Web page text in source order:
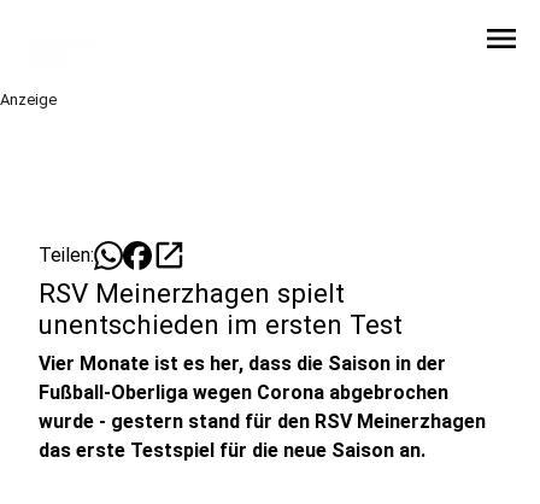
menu
Anzeige
Teilen: open_in_new
RSV Meinerzhagen spielt
unentschieden im ersten Test
Vier Monate ist es her, dass die Saison in der
Fußball-Oberliga wegen Corona abgebrochen
wurde - gestern stand für den RSV Meinerzhagen
das erste Testspiel für die neue Saison an.